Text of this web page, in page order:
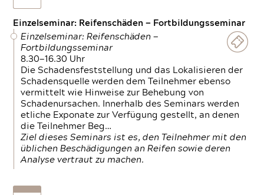
Einzelseminar: Reifenschäden — Fortbildungsseminar
Einzelseminar: Reifenschäden —
Fortbildungsseminar
8.30—16.30 Uhr
Die Schadensfeststellung und das Lokalisieren der
Schadensquelle werden dem Teilnehmer ebenso
vermittelt wie Hinweise zur Behebung von
Schadenursachen. Innerhalb des Seminars werden
etliche Exponate zur Verfügung gestellt, an denen
die Teilnehmer Beg…
Ziel dieses Seminars ist es, den Teilnehmer mit den
üblichen Beschädigungen an Reifen sowie deren
Analyse vertraut zu machen.